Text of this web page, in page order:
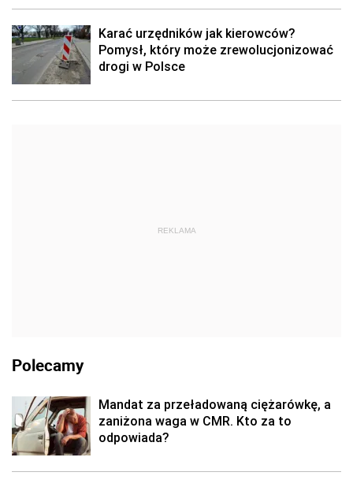
Karać urzędników jak kierowców?
Pomysł, który może zrewolucjonizować
drogi w Polsce
REKLAMA
Polecamy
Mandat za przeładowaną ciężarówkę, a
zaniżona waga w CMR. Kto za to
odpowiada?